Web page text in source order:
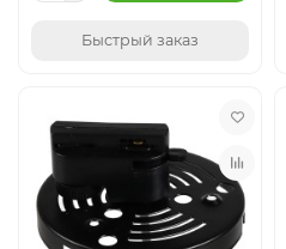
Быстрый заказ